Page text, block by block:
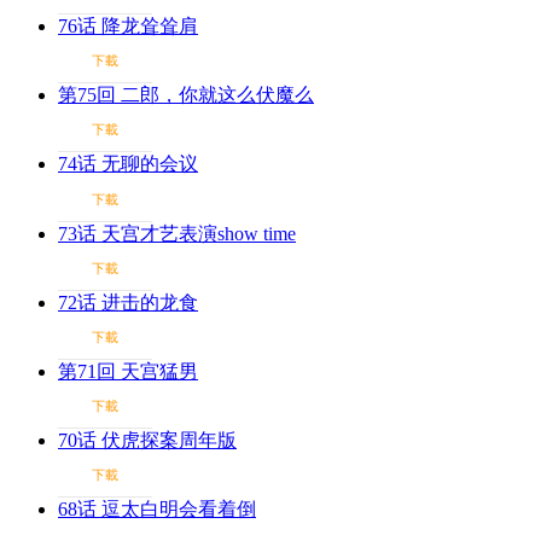
76话 降龙耸耸肩
下載
第75回 二郎，你就这么伏魔么
下載
74话 无聊的会议
下載
73话 天宫才艺表演show time
下載
72话 进击的龙食
下載
第71回 天宫猛男
下載
70话 伏虎探案周年版
下載
68话 逗太白明会看着倒